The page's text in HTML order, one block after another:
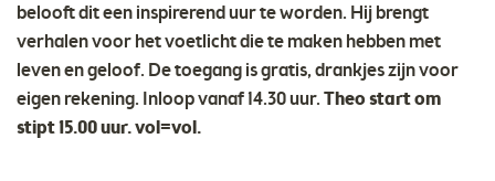
belooft dit een inspirerend uur te worden. Hij brengt
verhalen voor het voetlicht die te maken hebben met
leven en geloof. De toegang is gratis, drankjes zijn voor
eigen rekening. Inloop vanaf 14.30 uur.Theo start om
stipt 15.00 uur. vol=vol.